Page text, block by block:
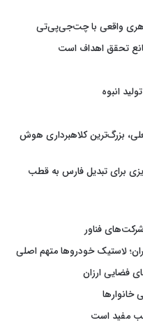
واقعی با چت‌جی‌پی‌تی
تحقق اهداف است
انبوه
چهره جعلی، بزرگ‌ترین کلاهبرداری هوش
برای تبدیل فارس به قطب
فناور
لاستیک خودروها متهم اصلی
فضایی ارزان
خانوارها
مفید است